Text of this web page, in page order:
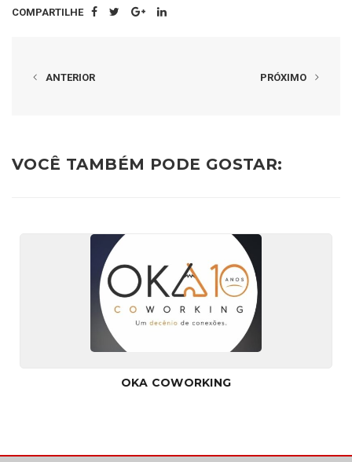
COMPARTILHE
ANTERIOR PRÓXIMO
VOCÊ TAMBÉM PODE GOSTAR:
OKA COWORKING